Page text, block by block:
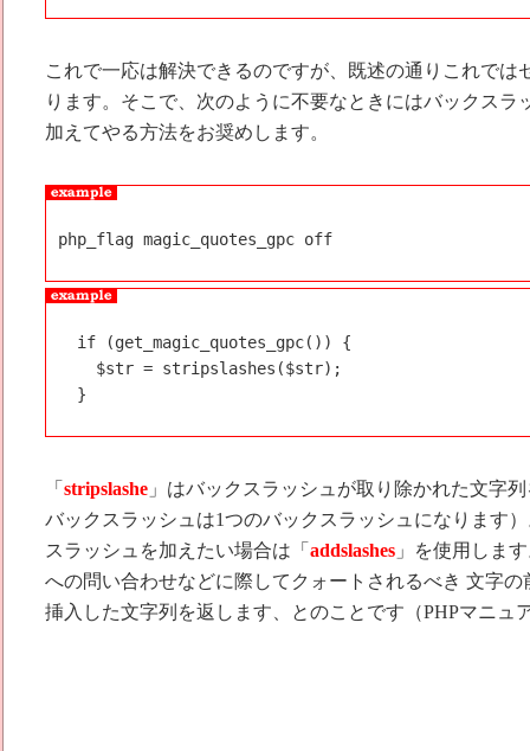
これで一応は解決できるのですが、既述の通りこれでは
ります。そこで、次のように不要なときにはバックスラ
加えてやる方法をお奨めします。
php_flag magic_quotes_gpc off
  if (get_magic_quotes_gpc()) {
    $str = stripslashes($str);
  }
「 stripslashe 」はバックスラッシュが取り除かれた文字
バックスラッシュは1つのバックスラッシュになります
スラッシュを加えたい場合は「 addslashes 」を使用しま
への問い合わせなどに際してクォートされるべき 文字
挿入した文字列を返します、とのことです（PHPマニュ